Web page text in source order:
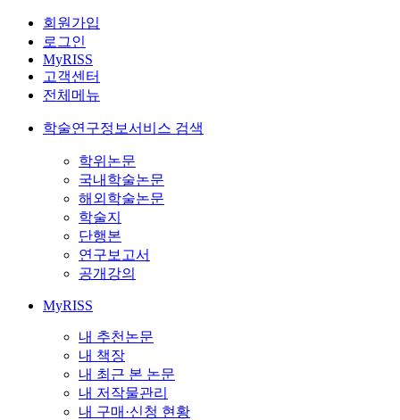
회원가입
로그인
MyRISS
고객센터
전체메뉴
학술연구정보서비스 검색
학위논문
국내학술논문
해외학술논문
학술지
단행본
연구보고서
공개강의
MyRISS
내 추천논문
내 책장
내 최근 본 논문
내 저작물관리
내 구매·신청 현황